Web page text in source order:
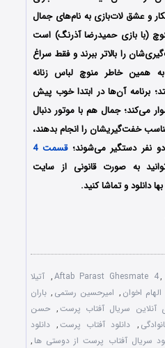
و عشق لات‌بازی به نام‌های جمال
(با بازی حمیدرضا آذرنگ) است
را بالاتر ببرند و فقط سراغ
به همین خاطر منوچ لباس زنانه
برنامه آن‌ها در ابتدا خوب پیش
می‌کند؛ جمال هم با موتور دنبال
خفت‌گیریشان را انجام بدهند،
نفر دستگیر می‌شوند؛
قسمت 4
به صورت قانونی از سایت
دانلود و تماشا کنید.
Aftab Parast Ghesmate 4,
, آتیلا
الهام اخوان , امیرحسین رستمی , باران
آنلاین سریال آفتاب پرست, حسن
, دانلود آفتاب پرست, دانلود
سریال آفتاب پرست از دوستی ها ,